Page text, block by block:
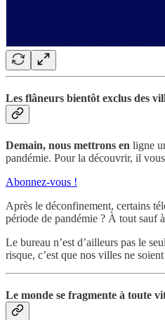
Les flâneurs bientôt exclus des
Demain, nous mettrons en ligne
pandémie. Pour la découvrir, il
Abonnez-vous !
Après le déconfinement, certains
période de pandémie ? À tout sauf
Le bureau n’est d’ailleurs pas le
risque, c’est que nos villes ne
Le monde se fragmente à toute